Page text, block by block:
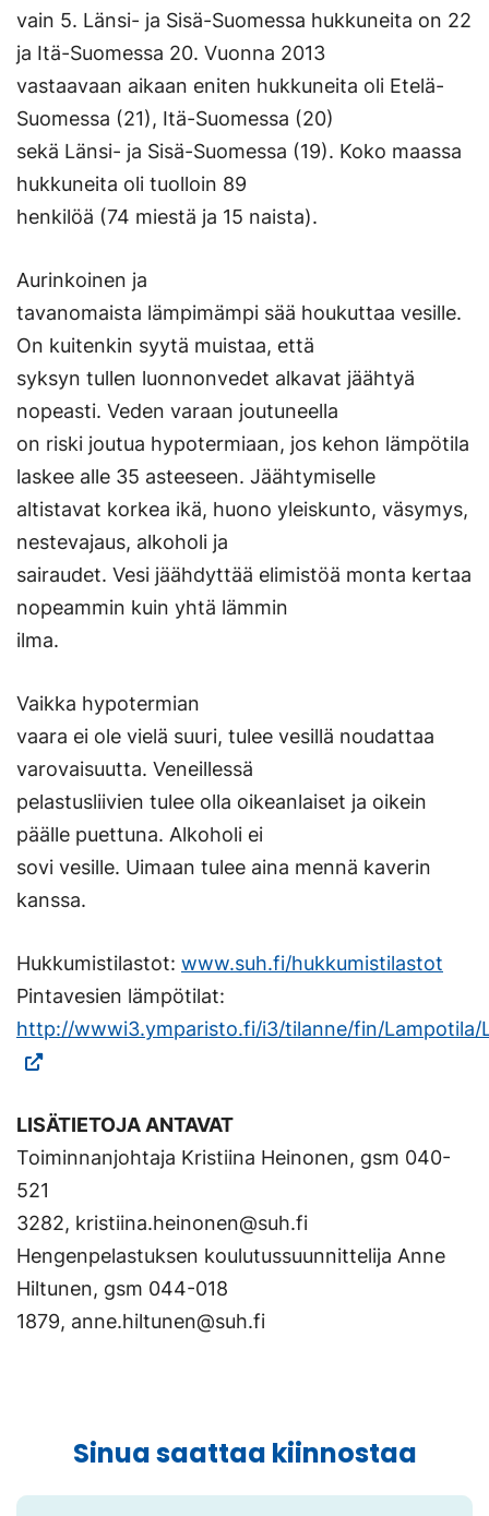
vain 5. Länsi- ja Sisä-Suomessa hukkuneita on 22
ja Itä-Suomessa 20. Vuonna 2013
vastaavaan aikaan eniten hukkuneita oli Etelä-
Suomessa (21), Itä-Suomessa (20)
sekä Länsi- ja Sisä-Suomessa (19). Koko maassa
hukkuneita oli tuolloin 89
henkilöä (74 miestä ja 15 naista).
Aurinkoinen ja
tavanomaista lämpimämpi sää houkuttaa vesille.
On kuitenkin syytä muistaa, että
syksyn tullen luonnonvedet alkavat jäähtyä
nopeasti. Veden varaan joutuneella
on riski joutua hypotermiaan, jos kehon lämpötila
laskee alle 35 asteeseen. Jäähtymiselle
altistavat korkea ikä, huono yleiskunto, väsymys,
nestevajaus, alkoholi ja
sairaudet. Vesi jäähdyttää elimistöä monta kertaa
nopeammin kuin yhtä lämmin
ilma.
Vaikka hypotermian
vaara ei ole vielä suuri, tulee vesillä noudattaa
varovaisuutta. Veneillessä
pelastusliivien tulee olla oikeanlaiset ja oikein
päälle puettuna. Alkoholi ei
sovi vesille. Uimaan tulee aina mennä kaverin
kanssa.
Hukkumistilastot: www.suh.fi/hukkumistilastot
Pintavesien lämpötilat:
http://wwwi3.ymparisto.fi/i3/tilanne/fin/Lampotila/
(Vieraile
sivustolla.
Linkki
avautuu
uuteen
välilehteen.)
LISÄTIETOJA ANTAVAT
Toiminnanjohtaja Kristiina Heinonen, gsm 040-
521
3282, kristiina.heinonen@suh.fi
Hengenpelastuksen koulutussuunnittelija Anne
Hiltunen, gsm 044-018
1879, anne.hiltunen@suh.fi
Sinua saattaa kiinnostaa